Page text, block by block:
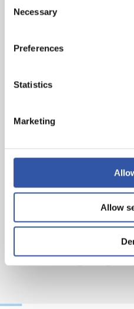
Selection
Necessary
Preferences
Statistics
Marketing
Allow